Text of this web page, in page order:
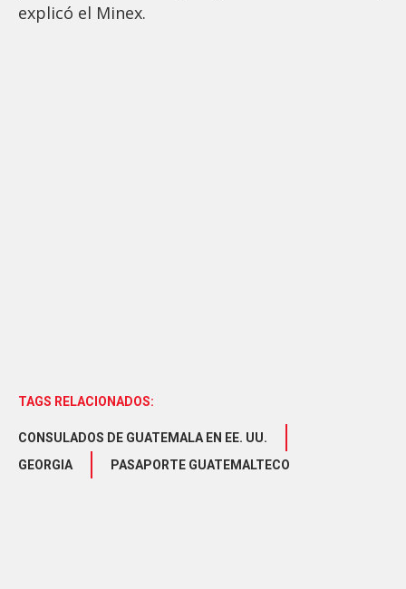
explicó el Minex.
TAGS RELACIONADOS:
CONSULADOS DE GUATEMALA EN EE. UU.
GEORGIA
PASAPORTE GUATEMALTECO